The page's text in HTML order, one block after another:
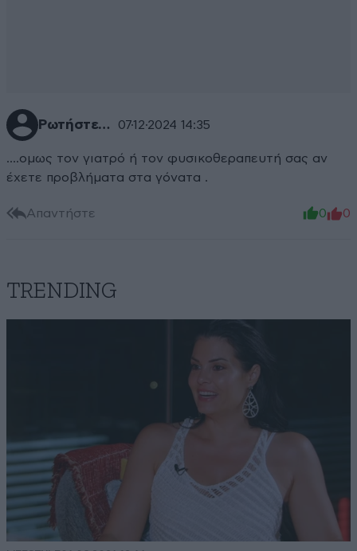
Ρωτήστε… 07·12·2024 14:35
….ομως τον γιατρό ή τον φυσικοθεραπευτή σας αν
έχετε προβλήματα στα γόνατα .
Απαντήστε 0 0
TRENDING